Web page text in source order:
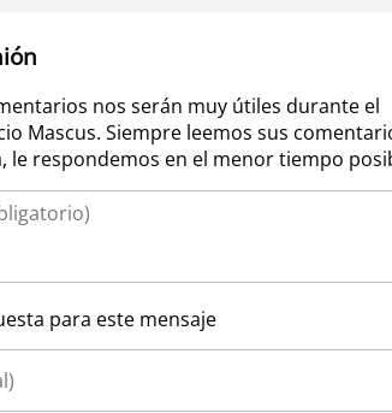
nos serán muy útiles durante el
Mascus. Siempre leemos sus
le respondemos en el menor tiempo
para este mensaje